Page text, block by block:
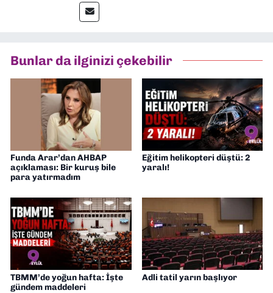
editörlük görevini de üstleniyorum.
Bunlar da ilginizi çekebilir
Funda Arar’dan AHBAP
açıklaması: Bir kuruş bile
para yatırmadım
Eğitim helikopteri düştü: 2
yaralı!
TBMM’de yoğun hafta: İşte
gündem maddeleri
Adli tatil yarın başlıyor